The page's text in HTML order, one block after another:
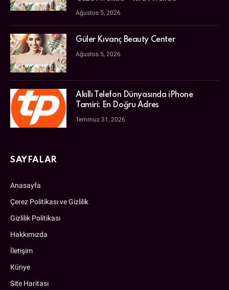
Ağustos 5, 2026
Güler Kıvanç Beauty Center
Ağustos 5, 2026
Akıllı Telefon Dünyasında iPhone
Tamiri: En Doğru Adres
Temmuz 31, 2026
SAYFALAR
Anasayfa
Çerez Politikası ve Gizlilik
Gizlilik Politikası
Hakkımızda
İletişim
Künye
Site Haritası